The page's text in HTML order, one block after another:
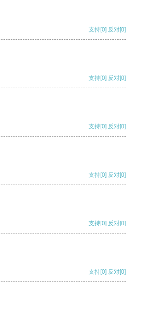
支持[0] 反对[0]
支持[0] 反对[0]
支持[0] 反对[0]
支持[0] 反对[0]
支持[0] 反对[0]
支持[0] 反对[0]